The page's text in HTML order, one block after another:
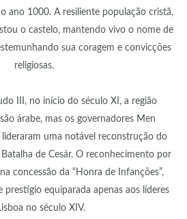
ano 1000. A resiliente população cristã,
o castelo, mantendo vivo o nome de
sua coragem e convicções
religiosas.
III, no início do século XI, a região
árabe, mas os governadores Men
uma notável reconstrução do
de Cesár. O reconhecimento por
concessão da “Honra de Infanções”,
prestígio equiparada apenas aos líderes
no século XIV.